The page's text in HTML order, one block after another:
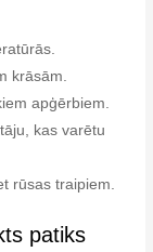
krāsām.
apģērbiem.
kas varētu
rūsas traipiem.
patiks